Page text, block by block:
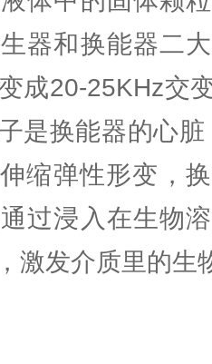
器和换能器二
成20-25KHz交
是换能器的心
缩弹性形变，
过浸入在生物
激发介质里的生